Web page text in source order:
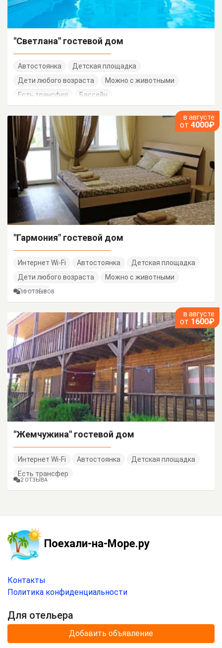
"Светлана" гостевой дом
Автостоянка
Детская площадка
Дети любого возраста
Можно с животными
Есть трансфер
Бассейн
в августе
от 4000₽
"Гармония" гостевой дом
Интернет Wi-Fi Автостоянка
Детская площадка
Дети любого возраста
Можно с животными
Бассейн
10 ОТЗЫВОВ
в августе
от 1600₽
"Жемчужина" гостевой дом
Интернет Wi-Fi Автостоянка
Детская площадка
Есть трансфер
2 ОТЗЫВА
Поехали-на-Море.ру
Контакты
Политика конфиденциальности
Для отельера
Добавить объявление